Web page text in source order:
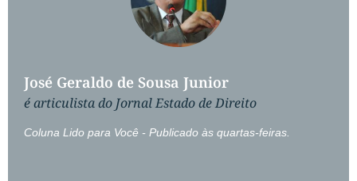
Coluna Lido para Você - Publicado às quartas-feiras.
José Geraldo de Sousa Junior
é articulista do Jornal Estado de Direito